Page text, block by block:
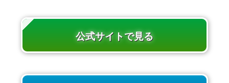
公式サイトで見る